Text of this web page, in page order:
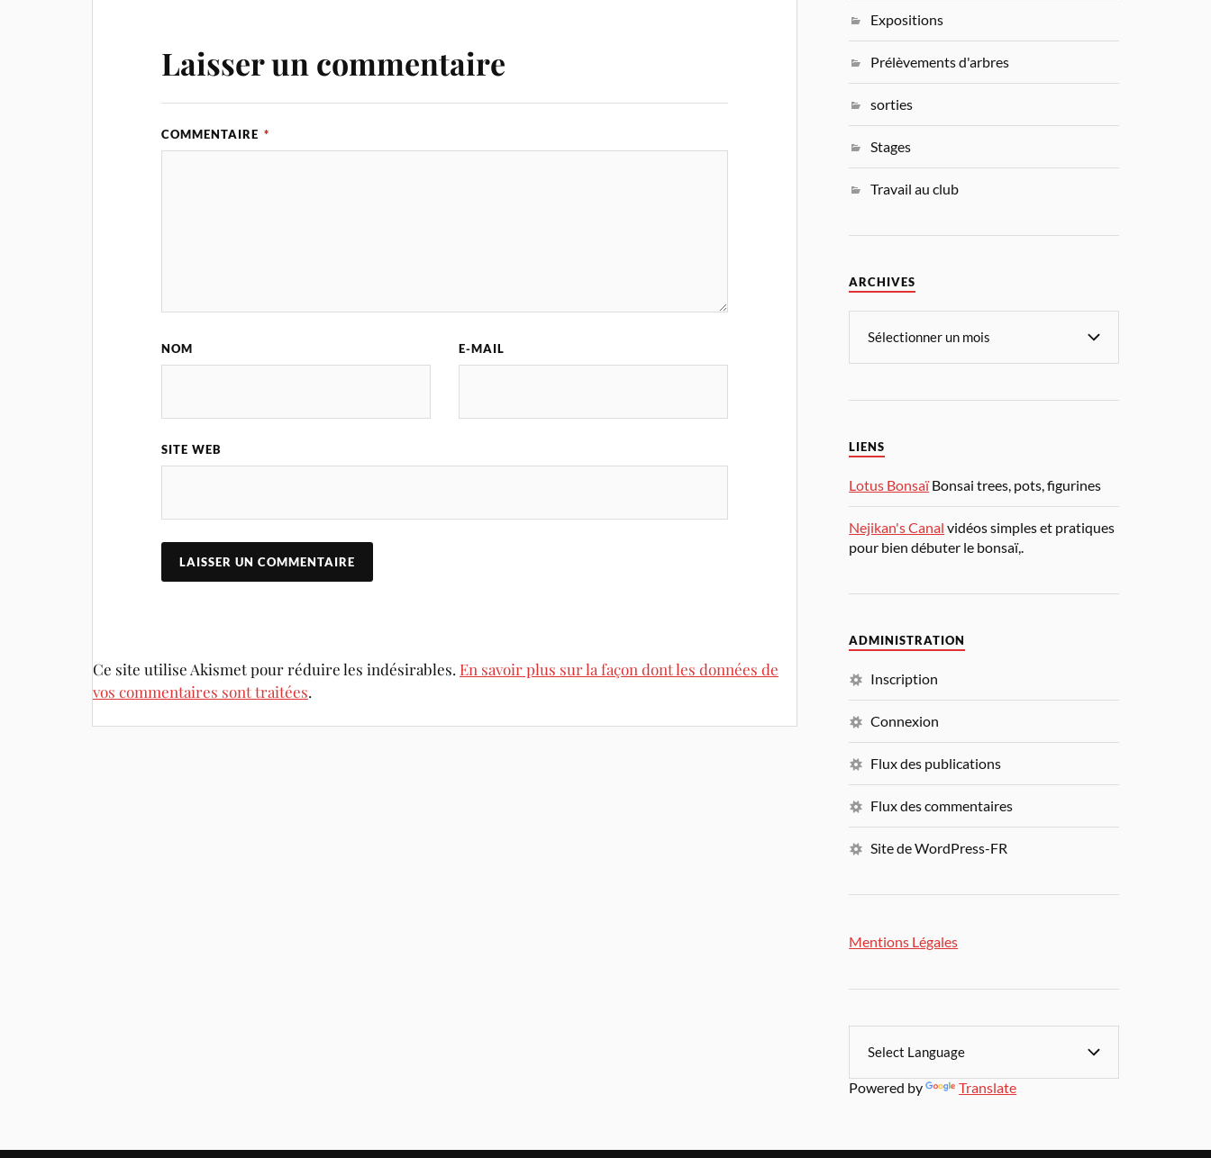
Laisser un commentaire
COMMENTAIRE *
NOM E-MAIL
SITE WEB
Ce site utilise Akismet pour réduire les indésirables. En savoir plus sur la façon dont les données de
vos commentaires sont traitées.
Expositions
Prélèvements d'arbres
sorties
Stages
Travail au club
ARCHIVES
LIENS
Lotus BonsaïBonsai trees, pots, figurines
Nejikan's Canal vidéos simples et pratiques
pour bien débuter le bonsaï,.
ADMINISTRATION
Inscription
Connexion
Flux des publications
Flux des commentaires
Site de WordPress-FR
Mentions Légales
Powered by Translate